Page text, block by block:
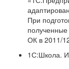
При
полученные
ОК в 2011/
1С:Школа.